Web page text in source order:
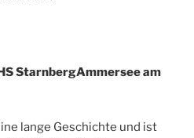
StarnbergAmmersee am
lange Geschichte und ist